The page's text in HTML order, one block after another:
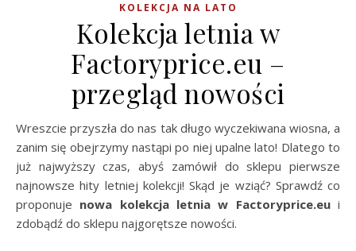
KOLEKCJA NA LATO
Kolekcja letnia w
Factoryprice.eu –
przegląd nowości
Wreszcie przyszła do nas tak długo wyczekiwana wiosna, a
zanim się obejrzymy nastąpi po niej upalne lato! Dlatego to
już najwyższy czas, abyś zamówił do sklepu pierwsze
najnowsze hity letniej kolekcji! Skąd je wziąć? Sprawdź co
proponuje nowa kolekcja letnia w Factoryprice.eui
zdobądź do sklepu najgorętsze nowości.